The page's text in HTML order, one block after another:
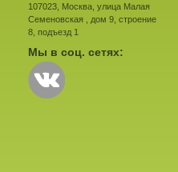
107023, Москва, улица Малая
Семеновская , дом 9, строение
8, подъезд 1
Мы в соц. сетях: